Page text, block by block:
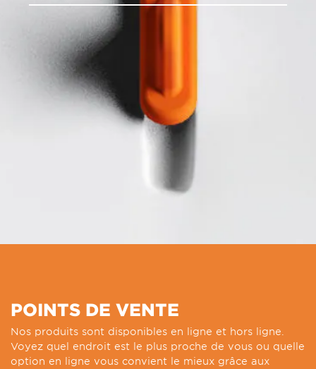
POINTS DE VENTE
Nos produits sont disponibles en ligne et hors ligne.
Voyez quel endroit est le plus proche de vous ou quelle
option en ligne vous convient le mieux grâce aux